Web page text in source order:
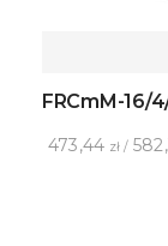
FRCmM-16/
473,44 zł /